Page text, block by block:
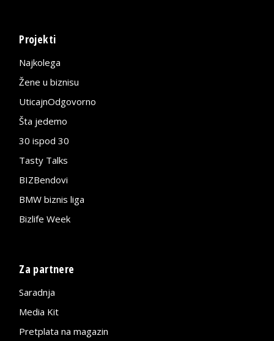
Projekti
Najkolega
Žene u biznisu
UticajnOdgovorno
Šta jedemo
30 ispod 30
Tasty Talks
BIZBendovi
BMW biznis liga
Bizlife Week
Za partnere
Saradnja
Media Kit
Pretplata na magazin